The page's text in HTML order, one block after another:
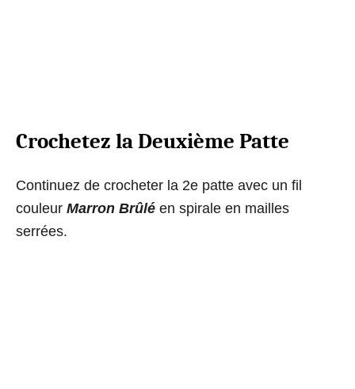
Crochetez la Deuxième Patte
Continuez de crocheter la 2e patte avec un fil
couleur Marron Brûlé en spirale en mailles
serrées.